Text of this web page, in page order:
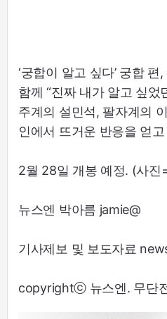
‘궁합이 알고 싶다’ 궁합
함께 “진짜 내가 알고 싶었
주계의 설민석, 팔자계의
인에서 뜨거운 반응을 얻
2월 28일 개봉 예정. (사진
뉴스엔 박아름 jamie@
기사제보 및 보도자료
copyrightⓒ 뉴스엔. 무단